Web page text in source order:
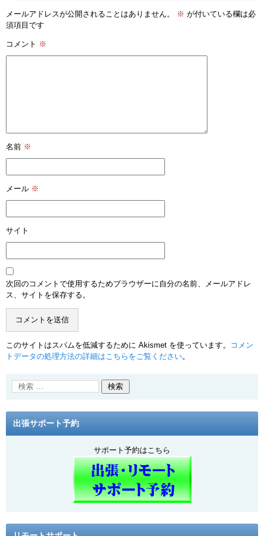
メールアドレスが公開されることはありません。 ※ が付いている欄は必
須項目です
コメント ※
名前 ※
メール ※
サイト
次回のコメントで使用するためブラウザーに自分の名前、メールアドレ
ス、サイトを保存する。
このサイトはスパムを低減するために Akismet を使っています。
コメン
トデータの処理方法の詳細はこちらをご覧ください。
出張サポート予約
サポート予約はこちら